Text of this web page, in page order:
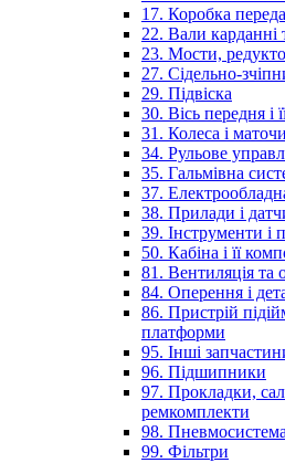
17. Коробка
22. Вали карданні
23. Мости,
27. Сідельно-
29. Підвіска
30. Вісь передня і
31. Колеса і
34. Рульове
35. Гальмівна
37.
38. Прилади і
39. Інструменти і
50. Кабіна і її
81. Вентиляція та
84. Оперення і
86. Пристрій
платформи
95. Інші
96. Підшипники
97. Прокладки,
ремкомплекти
98.
99. Фільтри